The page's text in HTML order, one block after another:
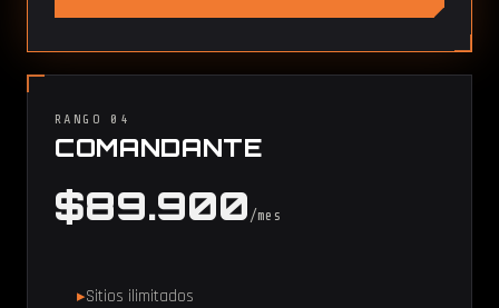
RANGO 04
COMANDANTE
$89.900 /mes
Sitios ilimitados